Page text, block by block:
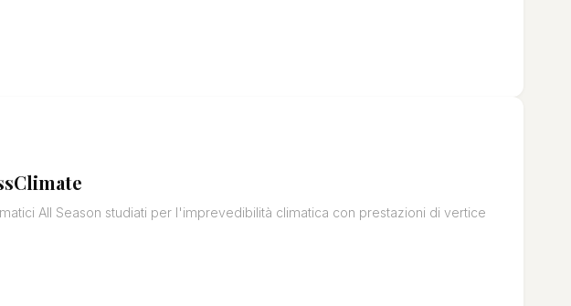
All Season studiati per l'imprevedibilità climatica con prestazioni di vertice